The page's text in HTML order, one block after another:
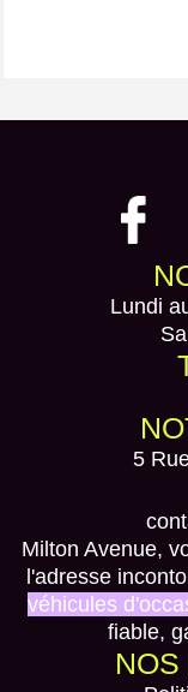
Lundi
5
Milton Avenue,
l'adresse
véhicules
fiable,